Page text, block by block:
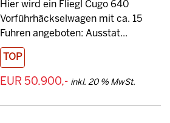
Hier wird ein Fliegl Cugo 640
Vorführhäckselwagen mit ca. 15
Fuhren angeboten: Ausstat...
TOP
EUR 50.900,- inkl. 20 % MwSt.